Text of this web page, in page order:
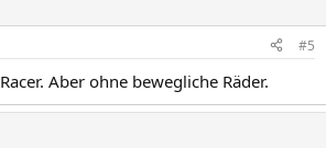
#5
Aber ohne bewegliche Räder.